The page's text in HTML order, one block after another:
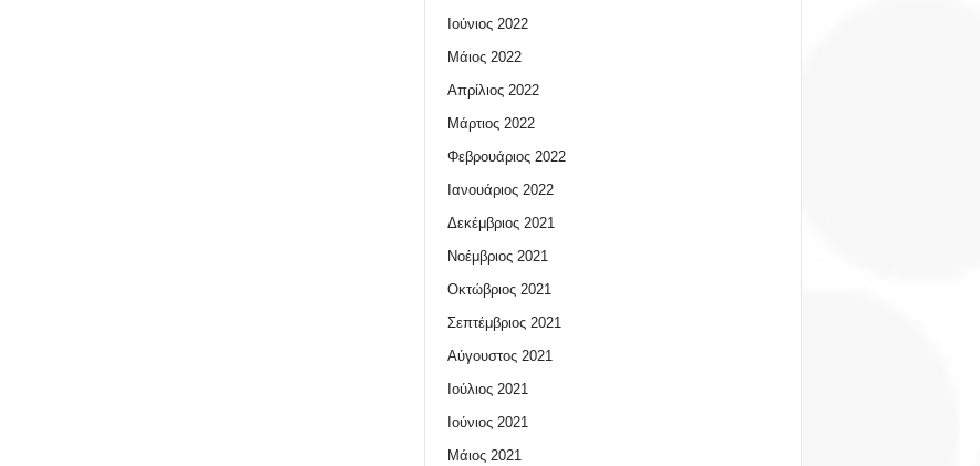
Ιούνιος 2022
Μάιος 2022
Απρίλιος 2022
Μάρτιος 2022
Φεβρουάριος 2022
Ιανουάριος 2022
Δεκέμβριος 2021
Νοέμβριος 2021
Οκτώβριος 2021
Σεπτέμβριος 2021
Αύγουστος 2021
Ιούλιος 2021
Ιούνιος 2021
Μάιος 2021